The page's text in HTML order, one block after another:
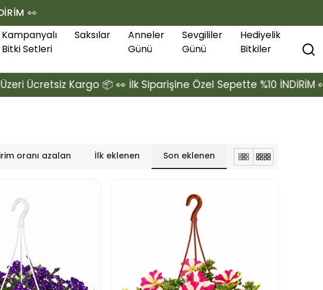
👀
Kampanyalı
Bitki Setleri
Saksılar
Anneler
Günü
Sevgililer
Günü
Hediyelik
Bitkiler
📦 👀 İlk Siparişine Özel Sepette %10 İNDİRİM 👀
oranı azalan İlk eklenen Son eklenen